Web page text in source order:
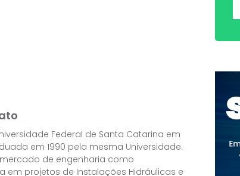
Federal de Santa Catarina em
em 1990 pela mesma Universidade.
de engenharia como
projetos de Instalações Hidráulicas e